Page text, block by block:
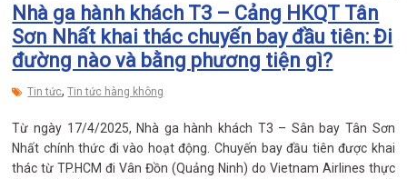
Nhà ga hành khách T3 – Cảng HKQT Tân
Sơn Nhất khai thác chuyến bay đầu tiên: Đi
đường nào và bằng phương tiện gì?
Tin tức,Tin tức hàng không
Từ ngày 17/4/2025, Nhà ga hành khách T3 – Sân bay Tân Sơn
Nhất chính thức đi vào hoạt động. Chuyến bay đầu tiên được khai
thác từ TP.HCM đi Vân Đồn (Quảng Ninh) do Vietnam Airlines thực